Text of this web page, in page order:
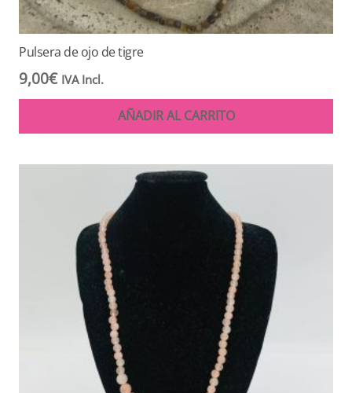
Pulsera de ojo de tigre
9,00€ IVA Incl.
AÑADIR AL CARRITO